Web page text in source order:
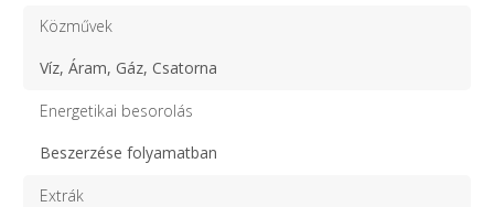
Közművek
Víz, Áram, Gáz, Csatorna
Energetikai besorolás
Beszerzése folyamatban
Extrák